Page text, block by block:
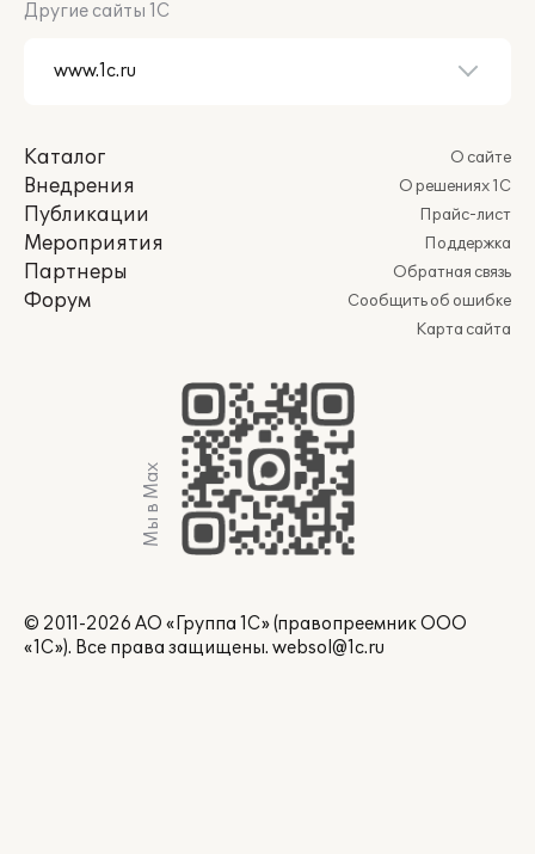
Другие сайты 1С
Каталог
Внедрения
Публикации
Мероприятия
Партнеры
Форум
О сайте
О решениях 1С
Прайс-лист
Поддержка
Обратная связь
Сообщить об ошибке
Карта сайта
Мы в Max
© 2011-2026 АО «Группа 1С» (правопреемник ООО
«1С»). Все права защищены. websol@1c.ru